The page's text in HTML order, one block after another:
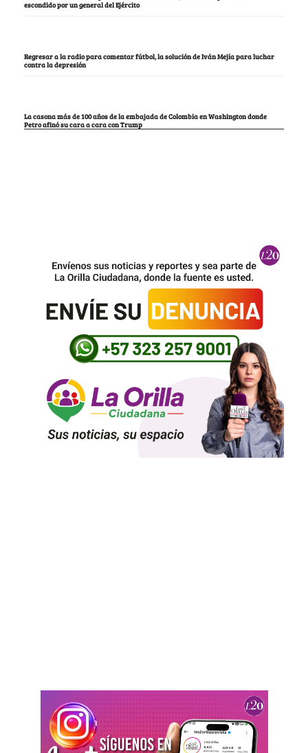
escondido por un general del Ejército
Regresar a la radio para comentar fútbol, la solución de Iván Mejía para luchar
contra la depresión
La casona más de 100 años de la embajada de Colombia en Washington donde
Petro afinó su cara a cara con Trump